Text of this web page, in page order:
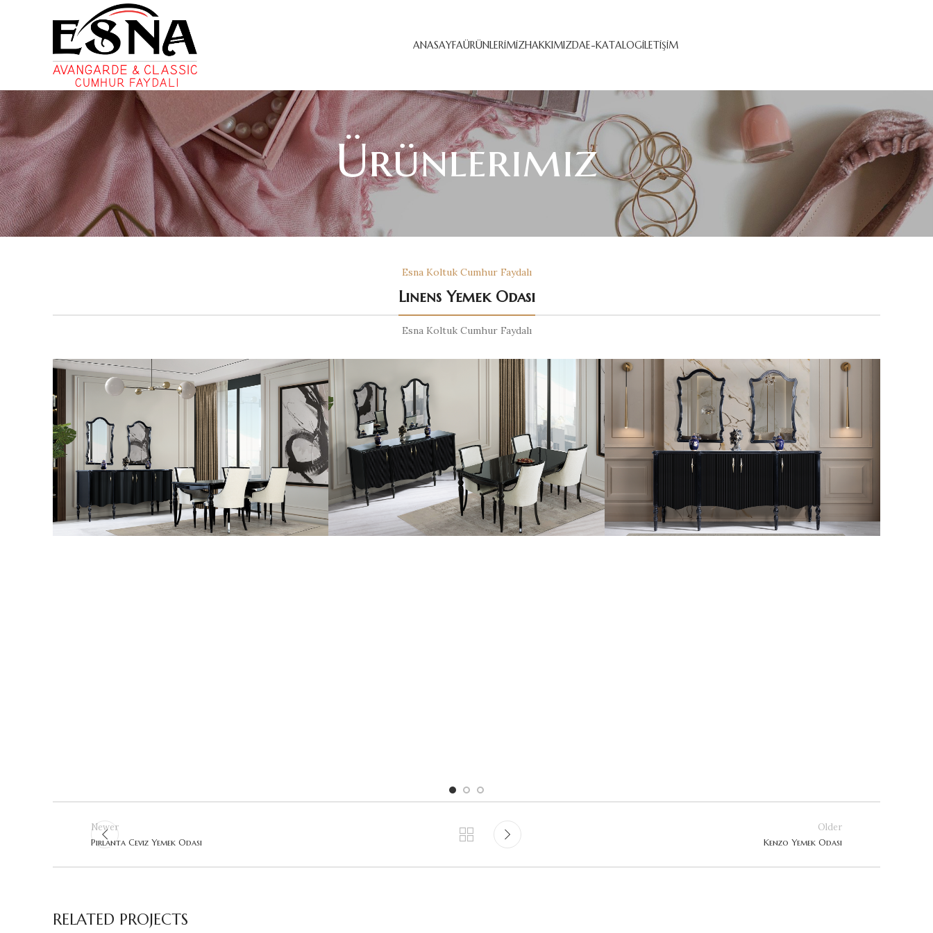
ANASAYFAÜRÜNLERIMIZHAKKIMIZDAE-KATALOGİLETIŞIM
Ürünlerimiz
Esna Koltuk Cumhur Faydalı
Linens Yemek Odası
Esna Koltuk Cumhur Faydalı
Newer
Pırlanta Ceviz Yemek Odası
Older
Kenzo Yemek Odası
RELATED PROJECTS